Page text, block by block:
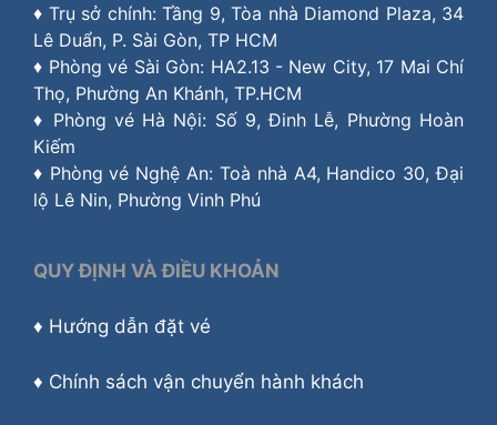
♦ Trụ sở chính: Tầng 9, Tòa nhà Diamond Plaza, 34
Lê Duẩn, P. Sài Gòn, TP HCM
♦ Phòng vé Sài Gòn: HA2.13 - New City, 17 Mai Chí
Thọ, Phường An Khánh, TP.HCM
♦ Phòng vé Hà Nội: Số 9, Đinh Lễ, Phường Hoàn
Kiếm
♦ Phòng vé Nghệ An: Toà nhà A4, Handico 30, Đại
lộ Lê Nin, Phường Vinh Phú
QUY ĐỊNH VÀ ĐIỀU KHOẢN
♦ Hướng dẫn đặt vé
♦ Chính sách vận chuyển hành khách